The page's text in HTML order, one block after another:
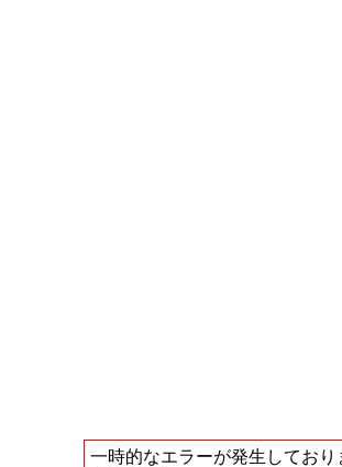
一時的なエラーが発生しており